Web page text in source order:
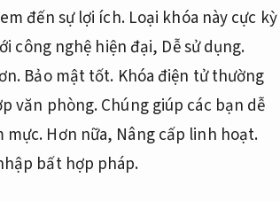
đến sự lợi ích. Loại khóa này cực kỳ
công nghệ hiện đại, Dễ sử dụng.
Bảo mật tốt. Khóa điện tử thường
văn phòng.Chúng giúp các bạn dễ
mực. Hơn nữa, Nâng cấp linh hoạt.
bất hợp pháp.